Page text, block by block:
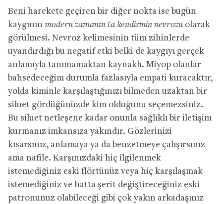
Beni harekete geçiren bir diğer nokta ise bugün
kaygının modern zamanın ta kendisinin nevrozu olarak
görülmesi. Nevroz kelimesinin tüm zihinlerde
uyandırdığı bu negatif etki belki de kaygıyı gerçek
anlamıyla tanımamaktan kaynaklı. Miyop olanlar
bahsedeceğim durumla fazlasıyla empati kuracaktır,
yolda kiminle karşılaştığınızı bilmeden uzaktan bir
siluet gördüğünüzde kim olduğunu seçemezsiniz.
Bu siluet netleşene kadar onunla sağlıklı bir iletişim
kurmanız imkansıza yakındır. Gözlerinizi
kısarsınız, anlamaya ya da benzetmeye çalışırsınız
ama nafile. Karşınızdaki hiç ilgilenmek
istemediğiniz eski flörtünüz veya hiç karşılaşmak
istemediğiniz ve hatta şerit değiştireceğiniz eski
patronunuz olabileceği gibi çok yakın arkadaşınız